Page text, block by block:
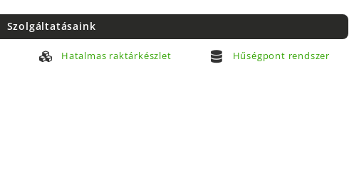
Szolgáltatásaink
Hatalmas raktárkészlet Hűségpont rendszer